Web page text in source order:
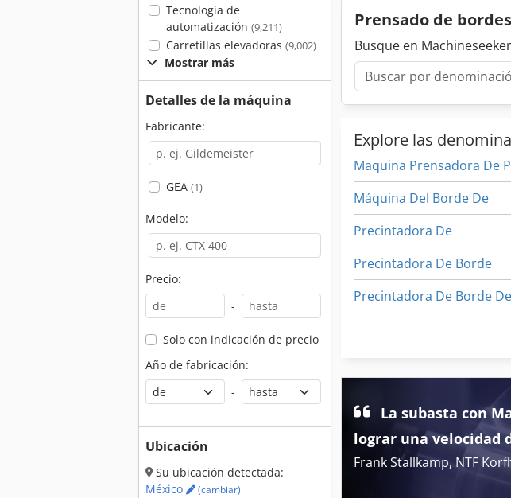
Tecnología de
automatización (9,211)
Carretillas elevadoras (9,002)
Mostrar más
Detalles de la máquina
Fabricante:
GEA (1)
Modelo:
Precio:
-
Solo con indicación de precio
Año de fabricación:
-
Ubicación
Su ubicación detectada:
México
(cambiar)
Prensado de
Busque en
Explore las
Máquina Del Borde De
Precintadora De
Precintadora De Borde
La subasta con
lograr una velocidad
Frank Stallkamp, NTF